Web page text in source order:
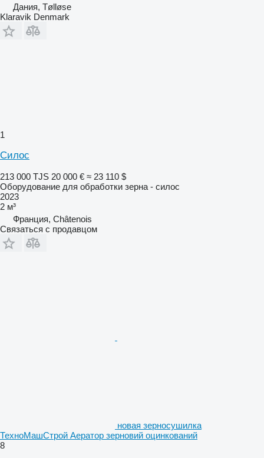
Дания, Tølløse
Klaravik Denmark
1
Силос
213 000 TJS 20 000 € ≈ 23 110 $
Оборудование для обработки зерна - силос
2023
2 м³
Франция, Châtenois
Связаться с продавцом
новая зерносушилка
ТехноМашСтрой Аератор зерновий оцинкований
8